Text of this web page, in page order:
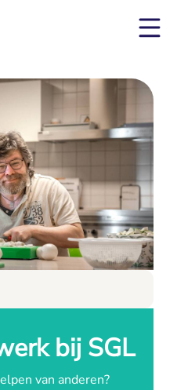
bij SGL
van anderen?